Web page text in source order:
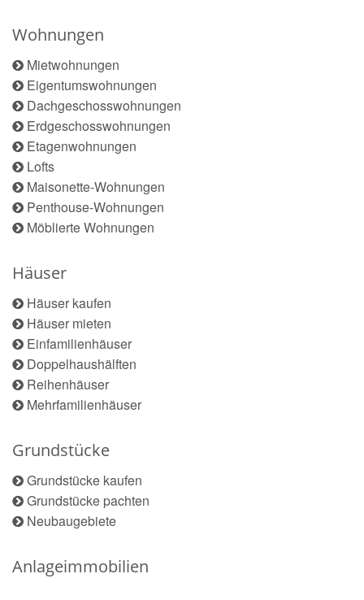
Wohnungen
Mietwohnungen
Eigentumswohnungen
Dachgeschosswohnungen
Erdgeschosswohnungen
Etagenwohnungen
Lofts
Maisonette-Wohnungen
Penthouse-Wohnungen
Möblierte Wohnungen
Häuser
Häuser kaufen
Häuser mieten
Einfamilienhäuser
Doppelhaushälften
Reihenhäuser
Mehrfamilienhäuser
Grundstücke
Grundstücke kaufen
Grundstücke pachten
Neubaugebiete
Anlageimmobilien